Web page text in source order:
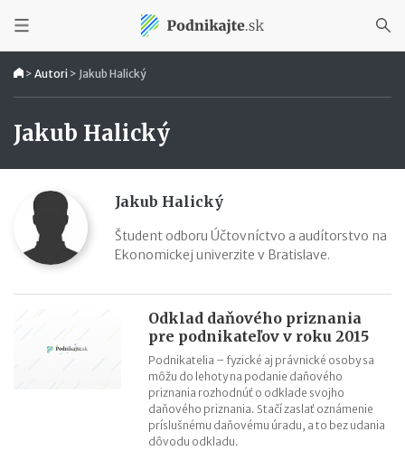
> Autori > Jakub Halický
Jakub Halický
Jakub Halický
Študent odboru Účtovníctvo a audítorstvo na
Ekonomickej univerzite v Bratislave.
Odklad daňového priznania
pre podnikateľov v roku 2015
Podnikatelia – fyzické aj právnické osoby sa
môžu do lehoty na podanie daňového
priznania rozhodnúť o odklade svojho
daňového priznania. Stačí zaslať oznámenie
príslušnému daňovému úradu, a to bez udania
dôvodu odkladu.